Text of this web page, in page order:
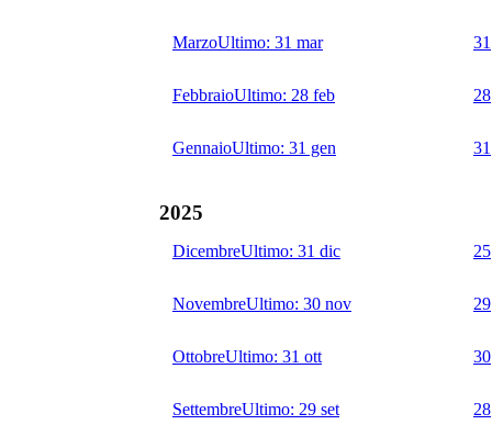
MarzoUltimo: 31 mar 31
FebbraioUltimo: 28 feb 28
GennaioUltimo: 31 gen 31
2025
DicembreUltimo: 31 dic 25
NovembreUltimo: 30 nov 29
OttobreUltimo: 31 ott 30
SettembreUltimo: 29 set 28